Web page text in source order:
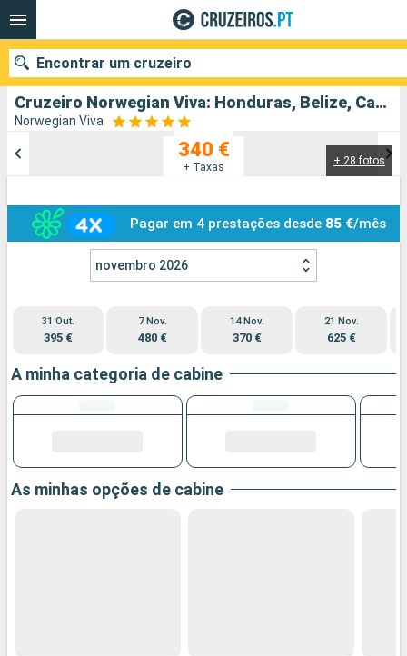
Cruzeiro Norwegian Viva: Honduras, Belize, Caraibas - Mexico, Estados Unidos partindo de Galveston
Norwegian Viva
+ 28 fotos
340 €
+ Taxas
Pagar em 4 prestações desde 85 €/mês
novembro 2026
31 Out.
395 €
7 Nov.
480 €
14 Nov.
370 €
21 Nov.
625 €
A minha categoria de cabine
As minhas opções de cabine
Encontrar um cruzeiro
Data de partida
Portos Companhias